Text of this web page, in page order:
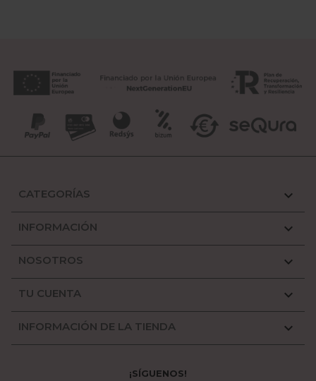
CATEGORÍAS 
INFORMACIÓN 
NOSOTROS 
TU CUENTA 
INFORMACIÓN DE LA TIENDA 
¡SÍGUENOS!